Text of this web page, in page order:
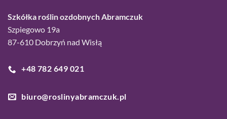
Szkółka roślin ozdobnych Abramczuk
Szpiegowo 19a
87-610 Dobrzyń nad Wisłą
+48 782 649 021
biuro@roslinyabramczuk.pl